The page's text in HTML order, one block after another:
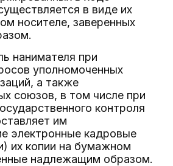
в виде их
носителе, заверенных
нанимателя при
уполномоченных
а также
союзов, в том числе при
контроля
им
электронные кадровые
их копии на бумажном
надлежащим образом.